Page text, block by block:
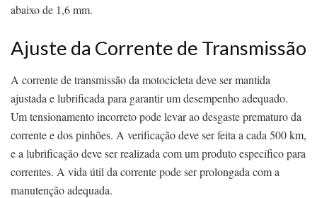
abaixo de 1,6 mm.
Ajuste da Corrente de Transmissão
A corrente de transmissão da motocicleta deve ser mantida
ajustada e lubrificada para garantir um desempenho adequado.
Um tensionamento incorreto pode levar ao desgaste prematuro da
corrente e dos pinhões. A verificação deve ser feita a cada 500 km,
e a lubrificação deve ser realizada com um produto específico para
correntes. A vida útil da corrente pode ser prolongada com a
manutenção adequada.